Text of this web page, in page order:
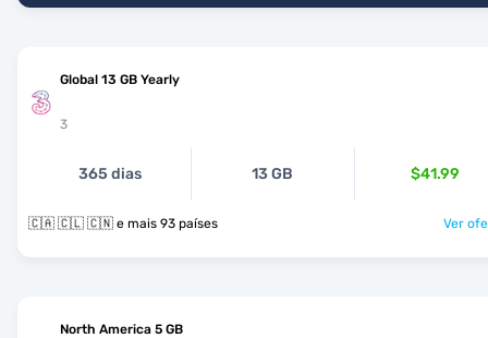
Global 13 GB Yearly
3
365 dias 13 GB $41.99
🇨🇦 🇨🇱 🇨🇳 e mais 93 países Ver
North America 5 GB